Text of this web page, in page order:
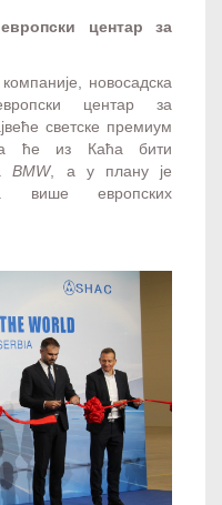
центар за
новосадска
центар за
светске премиум
ће из Каћа бити
BMW, а у плану је
више европских